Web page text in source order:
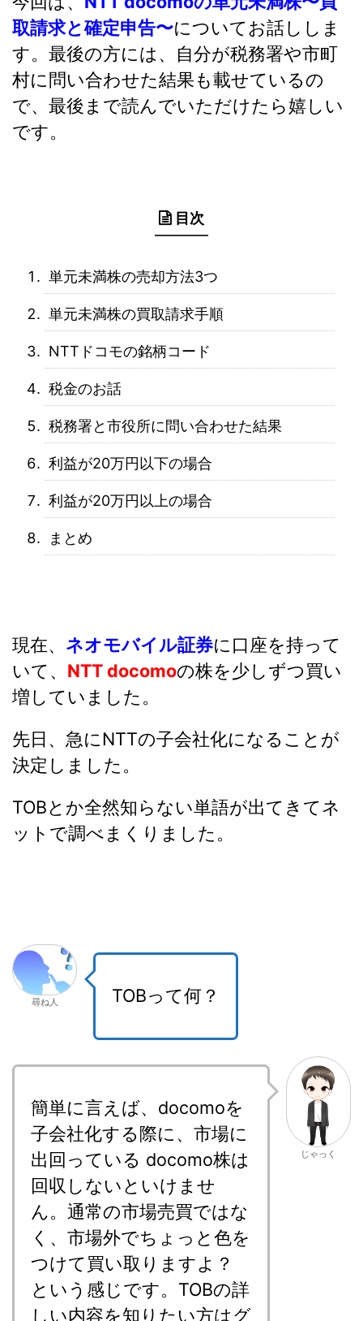
取請求と確定申告〜についてお話ししま
す。最後の方には、自分が税務署や市町
村に問い合わせた結果も載せているの
で、最後まで読んでいただけたら嬉しい
です。
目次
単元未満株の売却方法3つ
単元未満株の買取請求手順
NTTドコモの銘柄コード
税金のお話
税務署と市役所に問い合わせた結果
利益が20万円以下の場合
利益が20万円以上の場合
まとめ
現在、 ネオモバイル証券に口座を持って
いて、 NTT docomoの株を少しずつ買い
増していました。
先日、急にNTTの子会社化になることが
決定しました。
TOBとか全然知らない単語が出てきてネ
ットで調べまくりました。
尋ね人 TOBって何？
簡単に言えば、docomoを
子会社化する際に、市場に
出回っている docomo株は
回収しないといけませ
ん。通常の市場売買ではな
く、市場外でちょっと色を
つけて買い取りますよ？
という感じです。TOBの詳
しい内容を知りたい方はグ
じゃっく